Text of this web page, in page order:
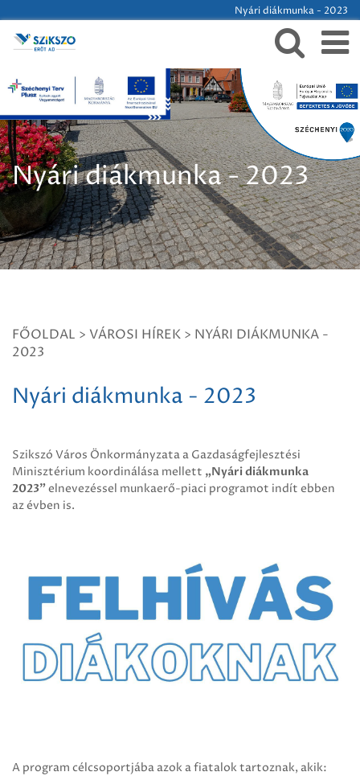
Nyári diákmunka - 2023
Nyári diákmunka - 2023
FŐOLDAL > VÁROSI HÍREK > NYÁRI DIÁKMUNKA -
2023
Nyári diákmunka - 2023
Szikszó Város Önkormányzata a Gazdaságfejlesztési
Minisztérium koordinálása mellett „Nyári diákmunka
2023”elnevezéssel munkaerő-piaci programot indít ebben
az évben is.
A program célcsoportjába azok a fiatalok tartoznak, akik: